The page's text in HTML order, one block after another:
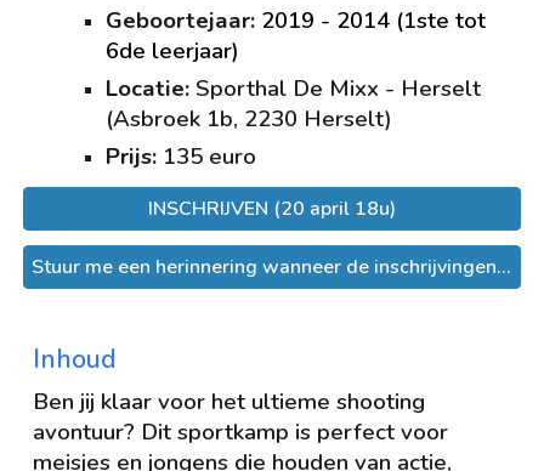
Geboortejaar: 2019 - 2014 (1ste tot
6de leerjaar)
Locatie: Sporthal De Mixx - Herselt
(Asbroek 1b, 2230 Herselt)
Prijs: 135 euro
INSCHRIJVEN (20 april 18u)
Stuur me een herinnering wanneer de inschrijvingen van start gaan.
Inhoud
Ben jij klaar voor het ultiemeshooting
avontuur? Dit sportkamp is perfect voor
meisjes en jongens die houden van actie,